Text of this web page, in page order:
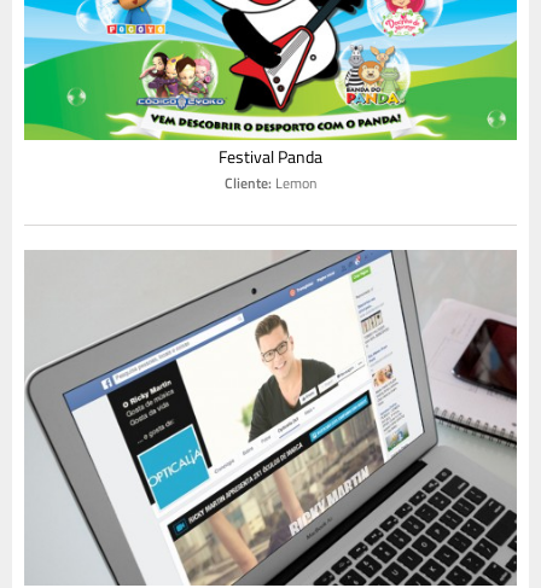
Festival Panda
Cliente: Lemon